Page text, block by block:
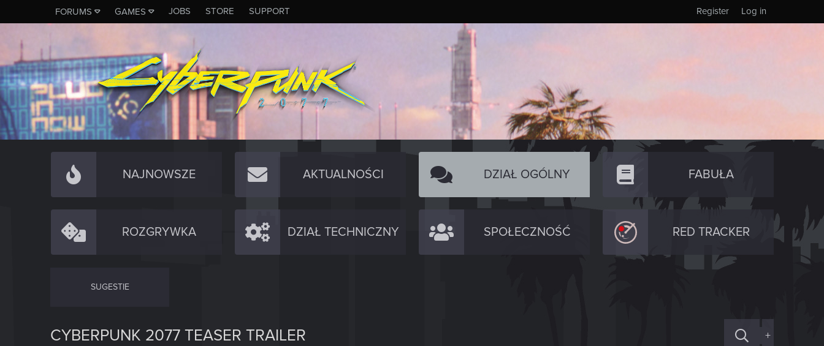
FORUMS GAMES JOBS STORE SUPPORT Log in
Register
NAJNOWSZE AKTUALNOŚCI DZIAŁ OGÓLNY FABUŁA
ROZGRYWKA DZIAŁ TECHNICZNY SPOŁECZNOŚĆ RED TRACKER
SUGESTIE
CYBERPUNK 2077 TEASER TRAILER +